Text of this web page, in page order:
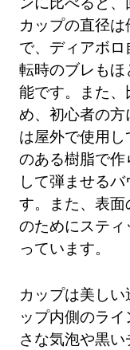
カップの直径
で、ディアボ
転時のブレも
能です。また
め、初心者の
は屋外で使用
のある樹脂で
して弾ませる
す。また、表
のためにステ
っています。
カップは美し
ップ内側のラ
さな気泡や黒